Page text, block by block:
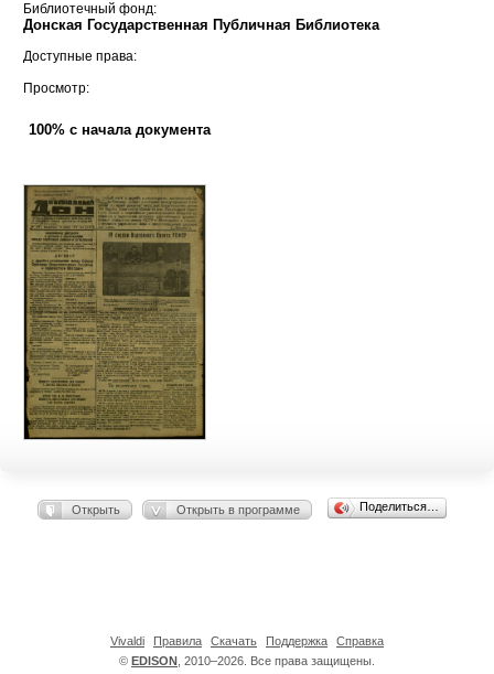
Библиотечный фонд:
Донская Государственная Публичная Библиотека
Доступные права:
Просмотр:
100% с начала документа
Открыть Открыть в программе Поделиться…
© EDISON , 2010–2026. Все права защищены.
Vivaldi Правила Скачать Поддержка Справка